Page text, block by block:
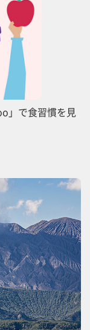
」で食習慣を見